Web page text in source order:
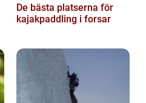
De bästa platserna för
kajakpaddling i forsar